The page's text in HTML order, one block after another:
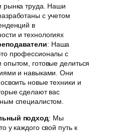
рынка труда. Наши
с учетом
в
и технологиях
: Наша
профессионалы с
опытом, готовые делиться
и навыками. Они
новые техники и
сделают вас
специалистом.
подход: Мы
у каждого свой путь к